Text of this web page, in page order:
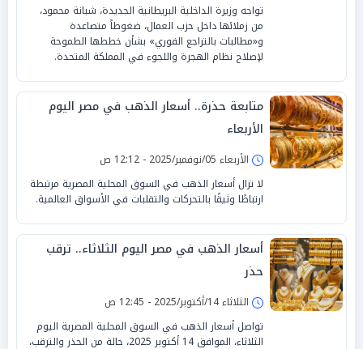
تواجه وزيرة الداخلية البريطانية الجديدة، شبانة محمود،
من زملائها داخل حزب العمال، ضغوطاً متصاعدة
و«مطالبات بالتراجع الفوري» بشأن خططها الطموحة
لإصلاح نظام الهجرة واللجوء في المملكة المتحدة.
متابعة حذرة.. أسعار الذهب في مصر اليوم
الأربعاء
الأربعاء 05/نوفمبر/2025 - 12:12 ص
لا تزال أسعار الذهب في السوق المحلية المصرية مرتبطة
ارتباطًا وثيقًا بالتحركات والتقلبات في الأسواق العالمية.
أسعار الذهب في مصر اليوم الثلاثاء.. ترقب
حذر
الثلاثاء 14/أكتوبر/2025 - 12:45 ص
تواصل أسعار الذهب في السوق المحلية المصرية اليوم
الثلاثاء، الموافق 14 أكتوبر 2025، حالة من الحذر والترقب،